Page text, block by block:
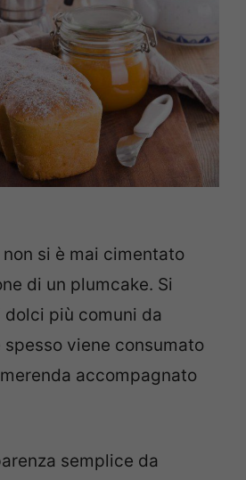
si è mai cimentato
di un plumcake. Si
più comuni da
viene consumato
accompagnato
semplice da